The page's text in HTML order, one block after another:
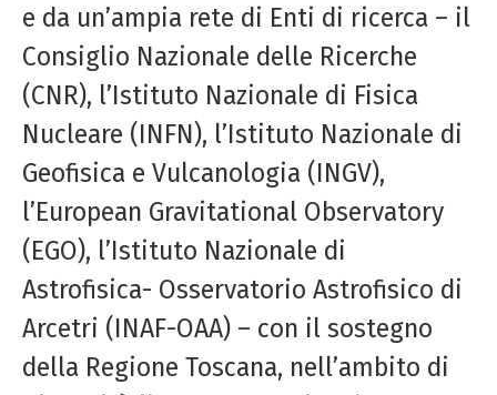
e da un’ampia rete di Enti di ricerca – il
Consiglio Nazionale delle Ricerche
(CNR), l’Istituto Nazionale di Fisica
Nucleare (INFN), l’Istituto Nazionale di
Geofisica e Vulcanologia (INGV),
l’European Gravitational Observatory
(EGO), l’Istituto Nazionale di
Astrofisica- Osservatorio Astrofisico di
Arcetri (INAF-OAA) – con il sostegno
della Regione Toscana, nell’ambito di